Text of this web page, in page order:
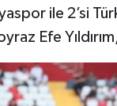
ile 2’si
Efe